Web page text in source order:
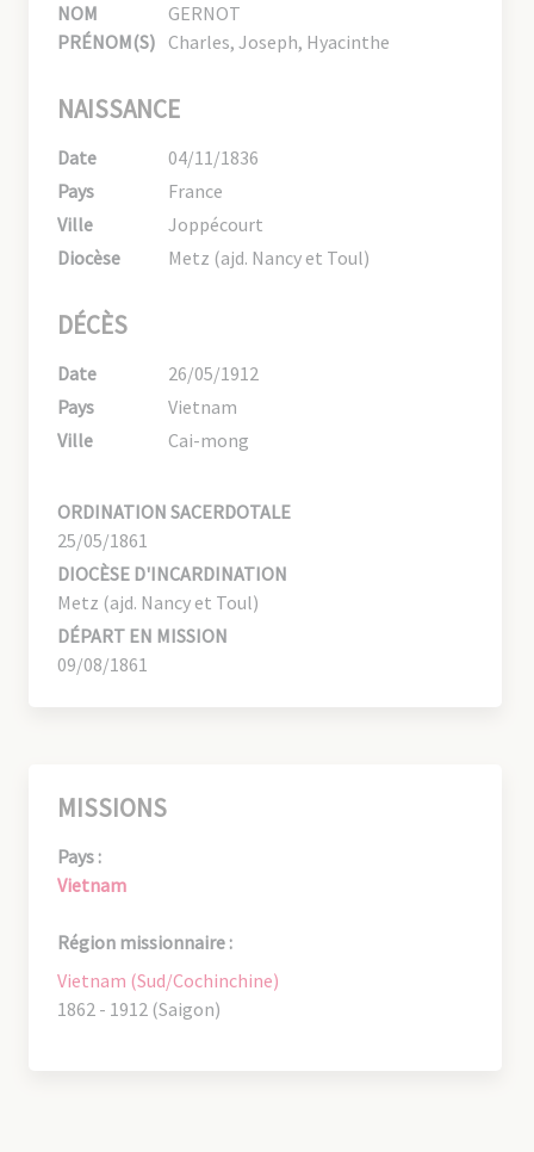
NOM
GERNOT
PRÉNOM(S) Charles, Joseph, Hyacinthe
NAISSANCE
Date
04/11/1836
Pays
France
Ville
Joppécourt
Diocèse
Metz (ajd. Nancy et Toul)
DÉCÈS
Date
26/05/1912
Pays
Vietnam
Ville
Cai-mong
ORDINATION SACERDOTALE
25/05/1861
DIOCÈSE D'INCARDINATION
Metz (ajd. Nancy et Toul)
DÉPART EN MISSION
09/08/1861
MISSIONS
Pays :
Vietnam
Région missionnaire :
Vietnam (Sud/Cochinchine)
1862 - 1912 (Saigon)